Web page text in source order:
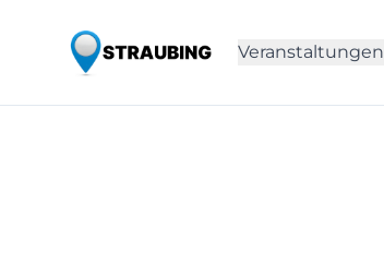
Veranstaltungen